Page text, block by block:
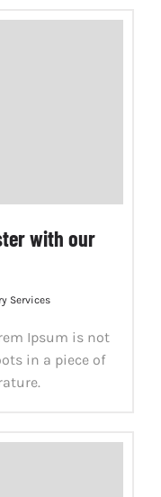
with our
Services
Ipsum is not
in a piece of